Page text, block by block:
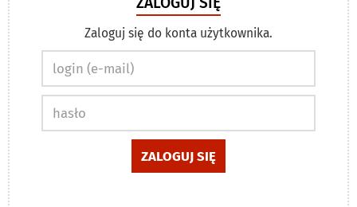
Zaloguj się do konta użytkownika.
Email
Password
ZALOGUJ SIĘ